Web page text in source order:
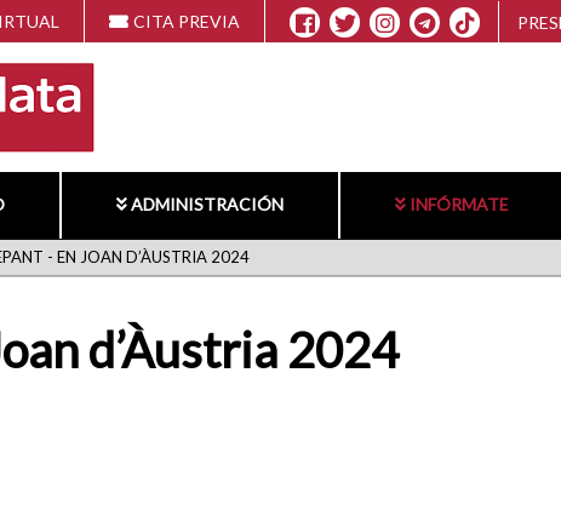
CITA PREVIA
ADMINISTRACIÓN INFÓRMATE
- EN JOAN D’ÀUSTRIA 2024
d’Àustria 2024